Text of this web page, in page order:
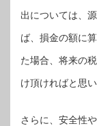
出については、
ば、損金の額に
た場合、将来の
け頂ければと思い
さらに、安全性